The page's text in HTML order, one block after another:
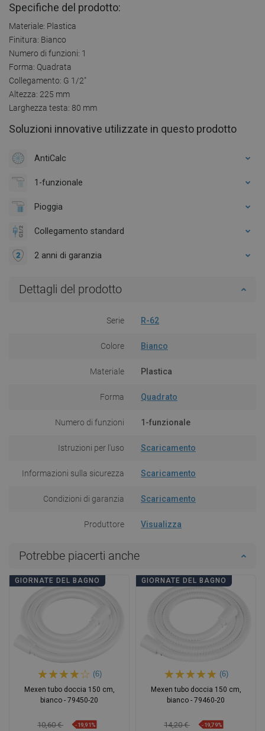
Specifiche del prodotto:
Materiale: Plastica
Finitura: Bianco
Numero di funzioni: 1
Forma: Quadrata
Collegamento: G 1/2"
Altezza: 225 mm
Larghezza testa: 80 mm
Soluzioni innovative utilizzate in questo prodotto
AntiCalc
1-funzionale
Pioggia
Collegamento standard
2 anni di garanzia
Dettagli del prodotto
Serie R-62
Colore Bianco
Materiale Plastica
Forma Quadrato
Numero di funzioni 1-funzionale
Istruzioni per l'uso Scaricamento
Informazioni sulla sicurezza Scaricamento
Condizioni di garanzia Scaricamento
Produttore Visualizza
Potrebbe piacerti anche
GIORNATE DEL BAGNO
(6)
Mexen tubo doccia 150 cm,
bianco - 79450-20
10,60 € -19,91%
GIORNATE DEL BAGNO
(6)
Mexen tubo doccia 150 cm,
bianco - 79460-20
14,20 € -19,79%